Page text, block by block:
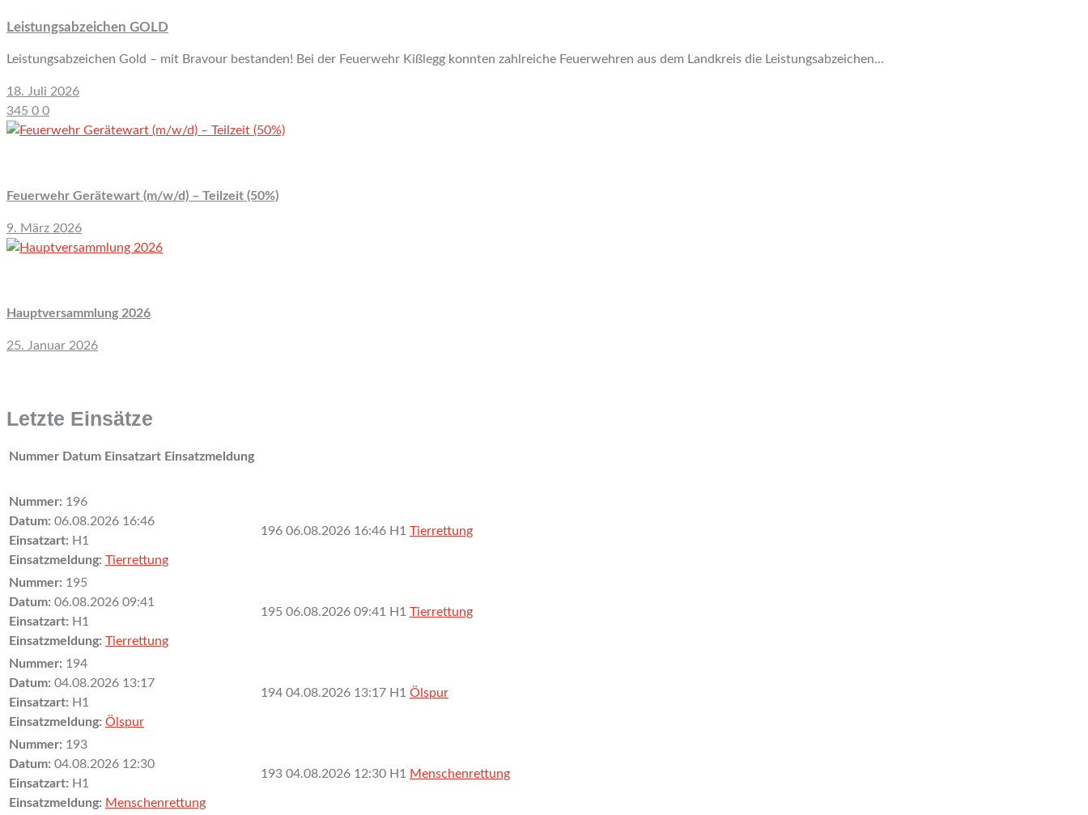
Leistungsabzeichen GOLD
Leistungsabzeichen Gold – mit Bravour bestanden! Bei der Feuerwehr Kißlegg konnten zahlreiche Feuerwehren aus dem Landkreis die Leistungsabzeichen...
18. Juli 2026
345 0 0
Feuerwehr Gerätewart (m/w/d) – Teilzeit (50%)
9. März 2026
Hauptversammlung 2026
25. Januar 2026
Letzte Einsätze
Nummer Datum Einsatzart Einsatzmeldung
Nummer: 196
Datum: 06.08.2026 16:46
Einsatzart: H1
Einsatzmeldung: Tierrettung
196 06.08.2026 16:46 H1 Tierrettung
Nummer: 195
Datum: 06.08.2026 09:41
Einsatzart: H1
Einsatzmeldung: Tierrettung
195 06.08.2026 09:41 H1 Tierrettung
Nummer: 194
Datum: 04.08.2026 13:17
Einsatzart: H1
Einsatzmeldung: Ölspur
194 04.08.2026 13:17 H1 Ölspur
Nummer: 193
Datum: 04.08.2026 12:30
Einsatzart: H1
Einsatzmeldung: Menschenrettung
193 04.08.2026 12:30 H1 Menschenrettung